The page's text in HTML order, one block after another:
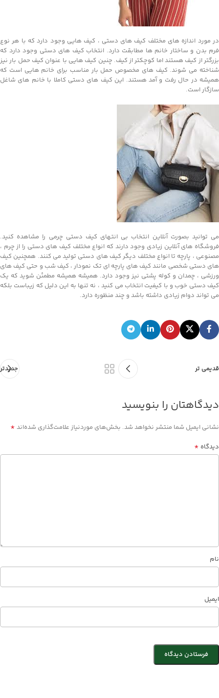
در مورد اندازه های مختلف کیف های دستی ، کیف هایی وجود دارد که با هر نوع
فرم بدن و ساختار خانم ها مطابقت دارد. انتخاب کیف های دستی وجود دارد که
بزرگتر از کیف هستند اما کوچکتر از کیف. چنین کیف هایی با عنوان کیف حمل بار نیز
شناخته می شوند. کیف های مخصوص حمل بار مناسب برای خانم هایی است که
همیشه در حال رفت و آمد هستند. این کیف های دستی کاملا با خانم های شاغل
سازگار است.
می توانید بصورت آنلاین انتخاب بی انتهای کیف دستی چرمی را مشاهده کنید.
فروشگاه های آنلاین زیادی وجود دارند که انواع مختلف کیف های دستی را از چرم ،
مصنوعی ، پارچه تا انواع مختلف دیگر کیف های دستی تولید می کنند. همچنین کیف
های دستی شخصی مانند کیف های پارچه ای تک نمودار ، کیف شب و حتی کیف های
ورزشی ، چمدان و کوله پشتی نیز وجود دارد. همیشه همیشه مطمئن شوید که یک
کیف دستی خوب و با کیفیت انتخاب می کنید ، نه تنها به این دلیل که زیباست بلکه
می تواند دوام زیادی داشته باشد و چند منظوره دارد.
جدیدتر قدیمی تر
دیدگاهتان را بنویسید
نشانی ایمیل شما منتشر نخواهد شد. بخش‌های موردنیاز علامت‌گذاری شده‌اند *
دیدگاه *
نام
ایمیل